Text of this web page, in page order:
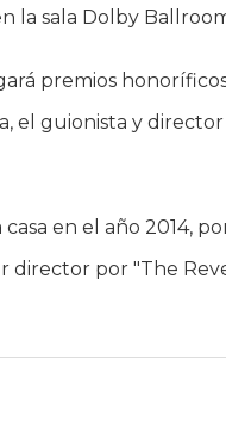
la sala Dolby
premios
el guionista y
en el año 2014,
director por "The